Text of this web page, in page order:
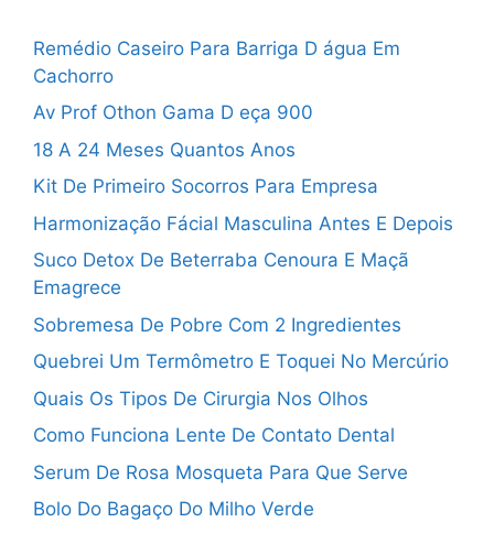
Remédio Caseiro Para Barriga D água Em
Cachorro
Av Prof Othon Gama D eça 900
18 A 24 Meses Quantos Anos
Kit De Primeiro Socorros Para Empresa
Harmonização Fácial Masculina Antes E Depois
Suco Detox De Beterraba Cenoura E Maçã
Emagrece
Sobremesa De Pobre Com 2 Ingredientes
Quebrei Um Termômetro E Toquei No Mercúrio
Quais Os Tipos De Cirurgia Nos Olhos
Como Funciona Lente De Contato Dental
Serum De Rosa Mosqueta Para Que Serve
Bolo Do Bagaço Do Milho Verde